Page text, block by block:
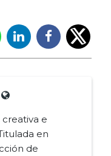
e
en
de